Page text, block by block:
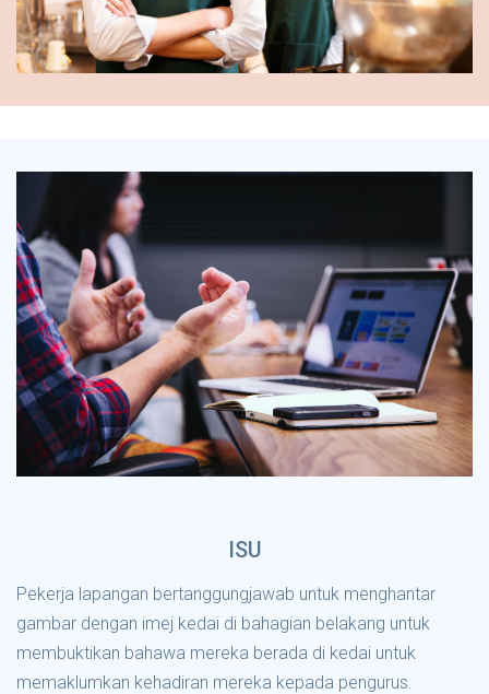
ISU
Pekerja lapangan bertanggungjawab untuk menghantar
gambar dengan imej kedai di bahagian belakang untuk
membuktikan bahawa mereka berada di kedai untuk
memaklumkan kehadiran mereka kepada pengurus.